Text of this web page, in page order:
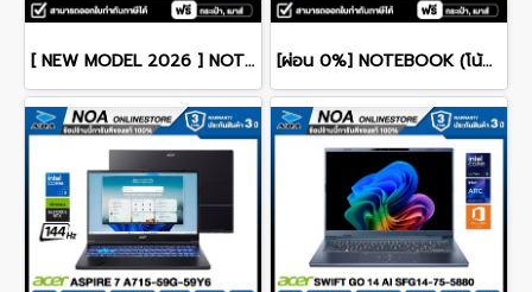
[ NEW MODEL 2026 ] NOTEBOOK (โน๊ตบุ๊ค) ACER ASPIRE LITE 14 AL14-46P-R147 14" FHD/RYZEN 3 5400U/8GB/SSD 256GB/WINDOWS 11+MS OFFICE รับประกันซ่อมฟรีถึงบ้าน 2ปี [ผ่อน 0%] NOTEBOOK (โน้ตบุ๊ค) ACER ASPIRE LITE 16 AL16-71P-506A 16" WUXGA/CORE 5 125H/RAM 16GB/SSD 512GB/RWINDOWS 11+MS OFFICE รับประกันศูนย์ไทย 2ปี